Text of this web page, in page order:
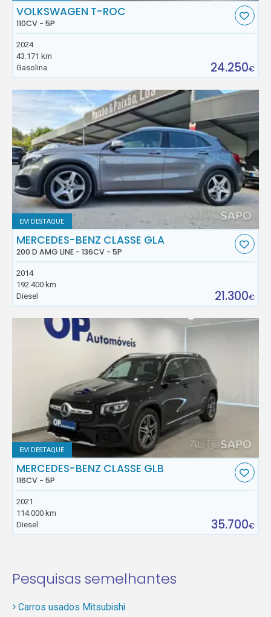
VOLKSWAGEN T-ROC
110CV - 5P
2024
43.171 km
Gasolina
24.250€
EM DESTAQUE
MERCEDES-BENZ CLASSE GLA
200 D AMG LINE - 136CV - 5P
2014
192.400 km
Diesel
21.300€
EM DESTAQUE
MERCEDES-BENZ CLASSE GLB
116CV - 5P
2021
114.000 km
Diesel
35.700€
Pesquisas semelhantes
Carros usados Mitsubishi